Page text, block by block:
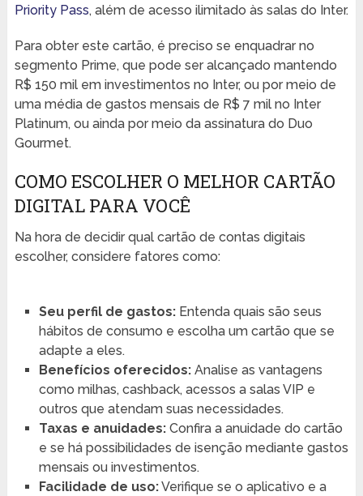
Priority Pass, além de acesso ilimitado às salas do Inter.
Para obter este cartão, é preciso se enquadrar no
segmento Prime, que pode ser alcançado mantendo
R$ 150 mil em investimentos no Inter, ou por meio de
uma média de gastos mensais de R$ 7 mil no Inter
Platinum, ou ainda por meio da assinatura do Duo
Gourmet.
COMO ESCOLHER O MELHOR CARTÃO
DIGITAL PARA VOCÊ
Na hora de decidir qual cartão de contas digitais
escolher, considere fatores como:
Seu perfil de gastos:Entenda quais são seus
hábitos de consumo e escolha um cartão que se
adapte a eles.
Benefícios oferecidos:Analise as vantagens
como milhas, cashback, acessos a salas VIP e
outros que atendam suas necessidades.
Taxas e anuidades:Confira a anuidade do cartão
e se há possibilidades de isenção mediante gastos
mensais ou investimentos.
Facilidade de uso:Verifique se o aplicativo e a